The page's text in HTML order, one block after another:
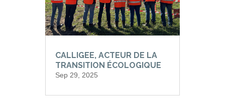
CALLIGEE, ACTEUR DE LA
TRANSITION ÉCOLOGIQUE
Sep 29, 2025